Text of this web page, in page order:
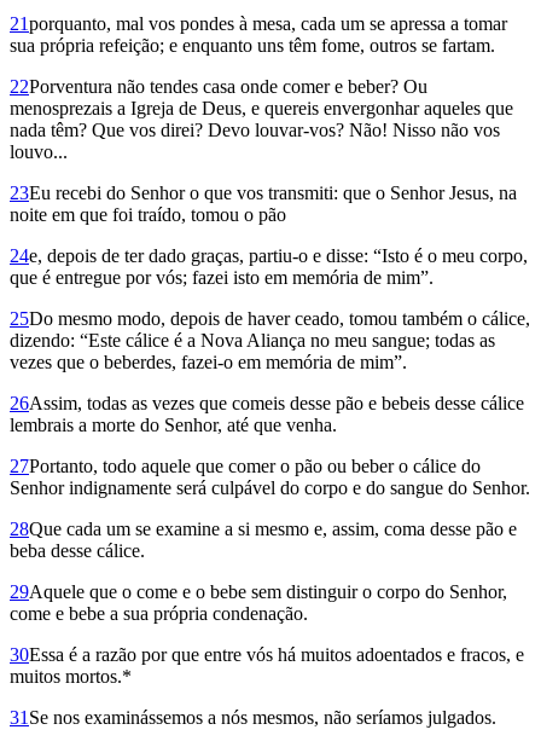
21porquanto, mal vos pondes à mesa, cada um se apressa a tomar
sua própria refeição; e enquanto uns têm fome, outros se fartam.
22Porventura não tendes casa onde comer e beber? Ou
menosprezais a Igreja de Deus, e quereis envergonhar aqueles que
nada têm? Que vos direi? Devo louvar-vos? Não! Nisso não vos
louvo...
23Eu recebi do Senhor o que vos transmiti: que o Senhor Jesus, na
noite em que foi traído, tomou o pão
24e, depois de ter dado graças, partiu-o e disse: “Isto é o meu corpo,
que é entregue por vós; fazei isto em memória de mim”.
25Do mesmo modo, depois de haver ceado, tomou também o cálice,
dizendo: “Este cálice é a Nova Aliança no meu sangue; todas as
vezes que o beberdes, fazei-o em memória de mim”.
26Assim, todas as vezes que comeis desse pão e bebeis desse cálice
lembrais a morte do Senhor, até que venha.
27Portanto, todo aquele que comer o pão ou beber o cálice do
Senhor indignamente será culpável do corpo e do sangue do Senhor.
28Que cada um se examine a si mesmo e, assim, coma desse pão e
beba desse cálice.
29Aquele que o come e o bebe sem distinguir o corpo do Senhor,
come e bebe a sua própria condenação.
30Essa é a razão por que entre vós há muitos adoentados e fracos, e
muitos mortos.*
31 Se nos examinássemos a nós mesmos, não seríamos julgados.